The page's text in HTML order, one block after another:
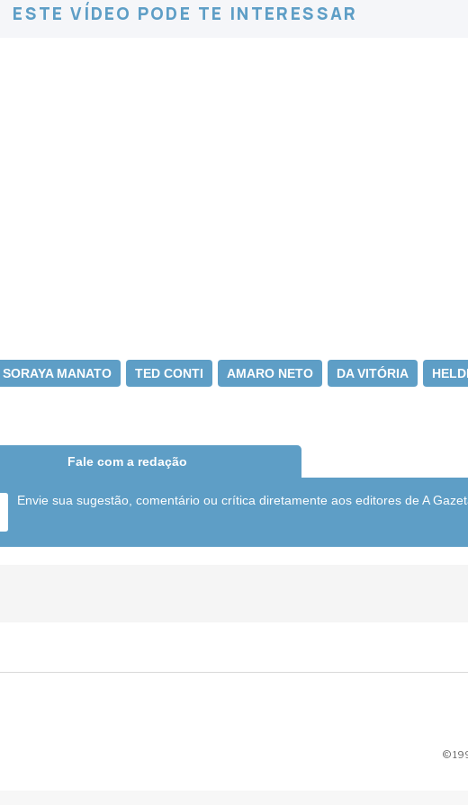
ESTE VÍDEO PODE TE INTERESSAR
SORAYA MANATO TED CONTI AMARO NETO DA VITÓRIA
Fale com a redação
Envie sua sugestão, comentário ou crítica diretamente aos editores de A
©